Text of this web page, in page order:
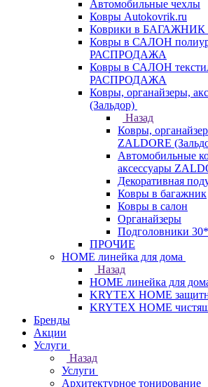
Автомобильные чехлы
Ковры Autokovrik.ru
Коврики в
Ковры в САЛОН
РАСПРОДАЖА
Ковры в САЛОН
РАСПРОДАЖА
Ковры, органайзеры,
(Зальдор)
Назад
Ковры,
ZALDORE
Автомобильные
аксессуары
Декоративная
Ковры в багажник
Ковры в салон
Органайзеры
Подголовники
ПРОЧИЕ
HOME линейка для дома
Назад
HOME линейка для
KRYTEX HOME
KRYTEX HOME
Бренды
Акции
Услуги
Назад
Услуги
Архитектурное тонирование